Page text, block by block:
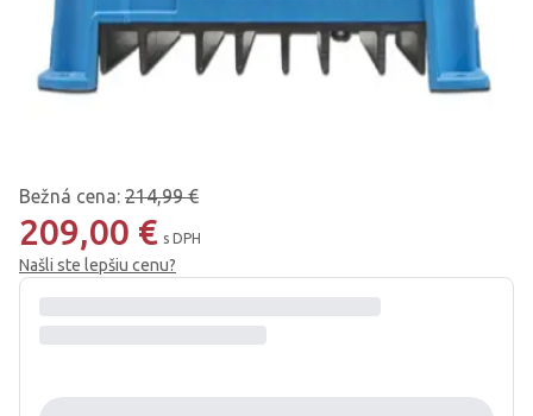
Bežná cena: 214,99 €
209,00 € s DPH
Našli ste lepšiu cenu?